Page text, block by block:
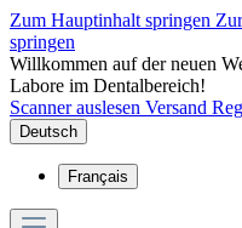
Zum Hauptinhalt springen
springen
Willkommen auf der neuen
Labore im Dentalbereich!
Scanner auslesen Versand
Deutsch
Français